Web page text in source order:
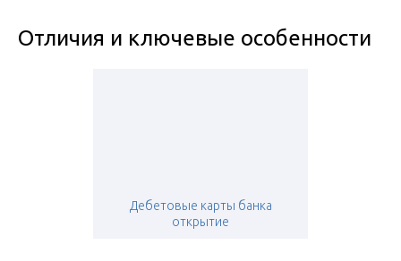
Отличия и ключевые особенности
Дебетовые карты банка
открытие